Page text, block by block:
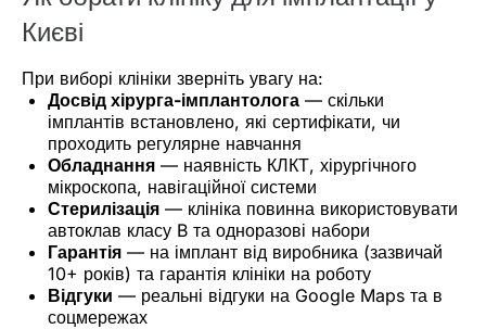
Києві
При виборі клініки зверніть увагу на:
Досвід хірурга-імплантолога — скільки
імплантів встановлено, які сертифікати, чи
проходить регулярне навчання
Обладнання — наявність КЛКТ, хірургічного
мікроскопа, навігаційної системи
Стерилізація — клініка повинна використовувати
автоклав класу B та одноразові набори
Гарантія — на імплант від виробника (зазвичай
10+ років) та гарантія клініки на роботу
Відгуки — реальні відгуки на Google Maps та в
соцмережах